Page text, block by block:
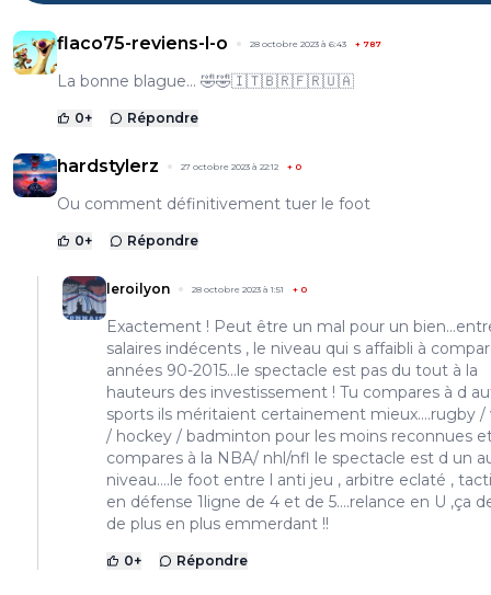
flaco75-reviens-l-o 28 octobre 2023 à 6:43 + 787
La bonne blague… 🤣🤣🇮🇹🇧🇷🇫🇷🇺🇦
0+ Répondre
hardstylerz 27 octobre 2023 à 22:12 + 0
Ou comment définitivement tuer le foot
0+ Répondre
leroilyon 28 octobre 2023 à 1:51 + 0
Exactement ! Peut être un mal pour un
salaires indécents , le niveau qui s affaibli à
années 90-2015…le spectacle est pas du tout à la
hauteurs des investissement ! Tu compares à d
sports ils méritaient certainement mieux….rugby /
/ hockey / badminton pour les moins reconnues
compares à la NBA/ nhl/nfl le spectacle est d un
niveau….le foot entre l anti jeu , arbitre eclaté ,
en défense 1ligne de 4 et de 5….relance en U ,ça
de plus en plus emmerdant !!
0+ Répondre